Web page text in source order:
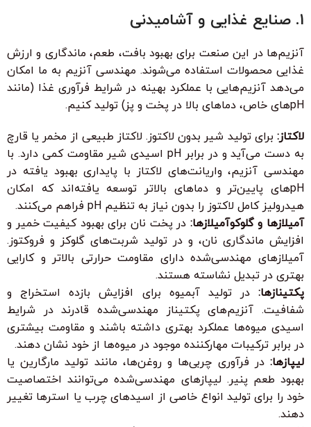
1. صنایع غذایی و آشامیدنی
آنزیم‌ها در این صنعت برای بهبود بافت، طعم، ماندگاری و ارزش
غذایی محصولات استفاده می‌شوند. مهندسی آنزیم به ما امکان
می‌دهد آنزیم‌هایی با عملکرد بهینه در شرایط فرآوری غذا (مانند
pHهای خاص، دماهای بالا در پخت و پز) تولید کنیم.
لاکتاز: برای تولید شیر بدون لاکتوز. لاکتاز طبیعی از مخمر یا قارچ
به دست می‌آید و در برابر pH اسیدی شیر مقاومت کمی دارد. با
مهندسی آنزیم، واریانت‌های لاکتاز با پایداری بهبود یافته در
pHهای پایین‌تر و دماهای بالاتر توسعه یافته‌اند که امکان
هیدرولیز کامل لاکتوز را بدون نیاز به تنظیم pH فراهم می‌کنند.
آمیلازها و گلوکوآمیلازها: در پخت نان برای بهبود کیفیت خمیر و
افزایش ماندگاری نان، و در تولید شربت‌های گلوکز و فروکتوز.
آمیلازهای مهندسی‌شده دارای مقاومت حرارتی بالاتر و کارایی
بهتری در تبدیل نشاسته هستند.
پکتینازها: در تولید آبمیوه برای افزایش بازده استخراج و
شفافیت. آنزیم‌های پکتیناز مهندسی‌شده قادرند در شرایط
اسیدی میوه‌ها عملکرد بهتری داشته باشند و مقاومت بیشتری
در برابر ترکیبات مهارکننده موجود در میوه‌ها از خود نشان دهند.
لیپازها: در فرآوری چربی‌ها و روغن‌ها، مانند تولید مارگارین یا
بهبود طعم پنیر. لیپازهای مهندسی‌شده می‌توانند اختصاصیت
خود را برای تولید انواع خاصی از اسیدهای چرب یا استرها تغییر
دهند.